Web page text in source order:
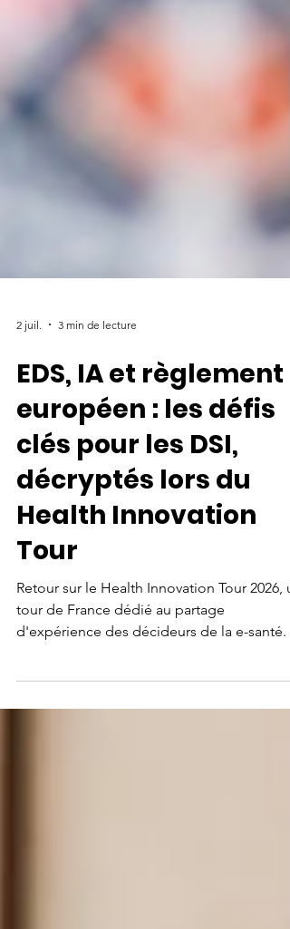
EDS, IA et règlement
européen : les défis
clés pour les DSI,
décryptés lors du
Health Innovation
Tour
Retour sur le Health Innovation Tour 2026,
tour de France dédié au partage